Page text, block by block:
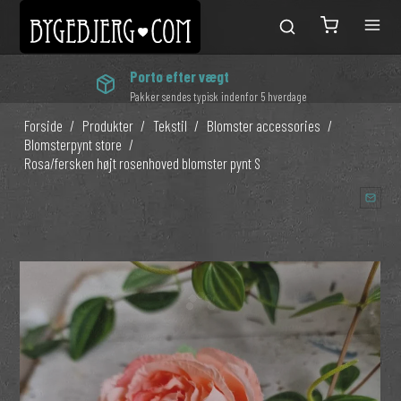
Porto efter vægt
Pakker sendes typisk indenfor 5 hverdage
Forside / Produkter / Tekstil / Blomster accessories /
Blomsterpynt store /
Rosa/fersken højt rosenhoved blomster pynt S